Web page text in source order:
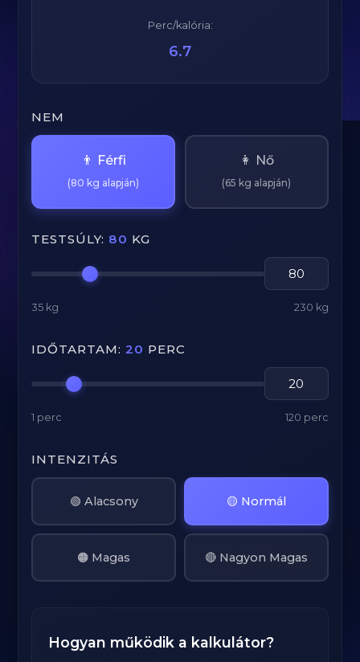
Perc/kalória:
6.7
NEM
👨 Férfi
(80 kg alapján)
👩 Nő
(65 kg alapján)
TESTSÚLY: 80 KG
35 kg 230 kg
IDŐTARTAM:20 PERC
1 perc 120 perc
INTENZITÁS
🟢 Alacsony 🟡 Normál
🟠 Magas 🔴 Nagyon Magas
Hogyan működik a kalkulátor?